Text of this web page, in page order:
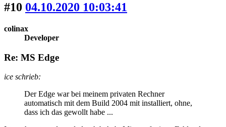
#10 04.10.2020 10:03:41
colinax
Developer
Re: MS Edge
ice schrieb:
Der Edge war bei meinem privaten Rechner
automatisch mit dem Build 2004 mit installiert, ohne,
dass ich das gewollt habe ...